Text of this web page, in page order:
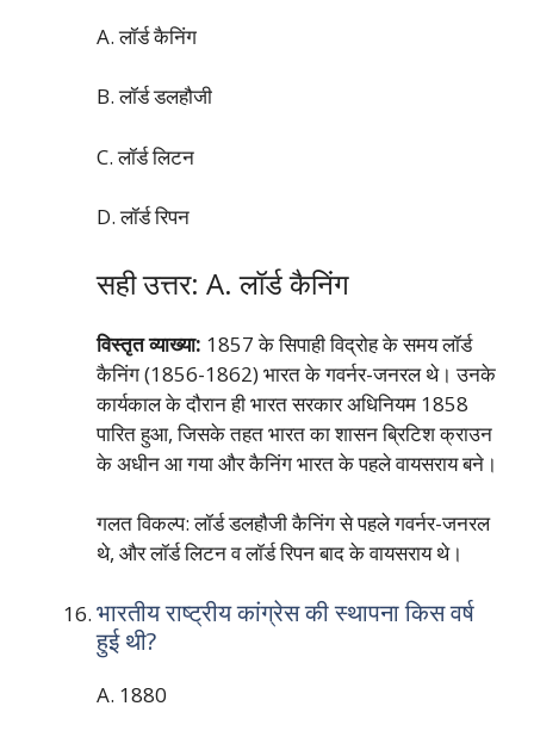
A. लॉर्ड कैनिंग
B. लॉर्ड डलहौजी
C. लॉर्ड लिटन
D. लॉर्ड रिपन
सही उत्तर: A. लॉर्ड कैनिंग
विस्तृत व्याख्या: 1857 के सिपाही विद्रोह के समय लॉर्ड
कैनिंग (1856-1862) भारत के गवर्नर-जनरल थे। उनके
कार्यकाल के दौरान ही भारत सरकार अधिनियम 1858
पारित हुआ, जिसके तहत भारत का शासन ब्रिटिश क्राउन
के अधीन आ गया और कैनिंग भारत के पहले वायसराय बने।
गलत विकल्प: लॉर्ड डलहौजी कैनिंग से पहले गवर्नर-जनरल
थे, और लॉर्ड लिटन व लॉर्ड रिपन बाद के वायसराय थे।
भारतीय राष्ट्रीय कांग्रेस की स्थापना किस वर्ष
हुई थी?
A. 1880